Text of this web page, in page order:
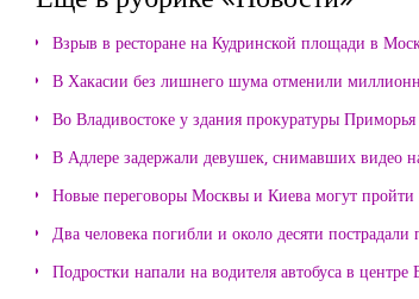
Взрыв в ресторане на Кудринской площади в
В Хакасии без лишнего шума отменили
Во Владивостоке у здания прокуратуры
В Адлере задержали девушек, снимавших видео
Новые переговоры Москвы и Киева могут
Два человека погибли и около десяти
Подростки напали на водителя автобуса в центре